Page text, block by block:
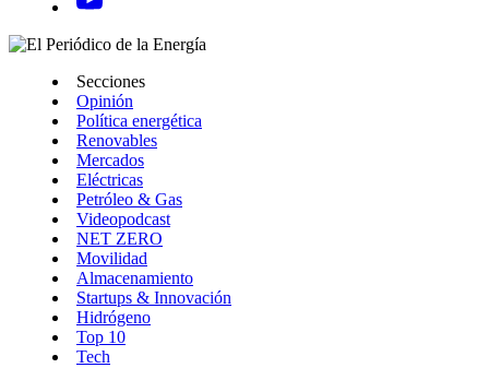
Secciones
Opinión
Política energética
Renovables
Mercados
Eléctricas
Petróleo & Gas
Videopodcast
NET ZERO
Movilidad
Almacenamiento
Startups & Innovación
Hidrógeno
Top 10
Tech